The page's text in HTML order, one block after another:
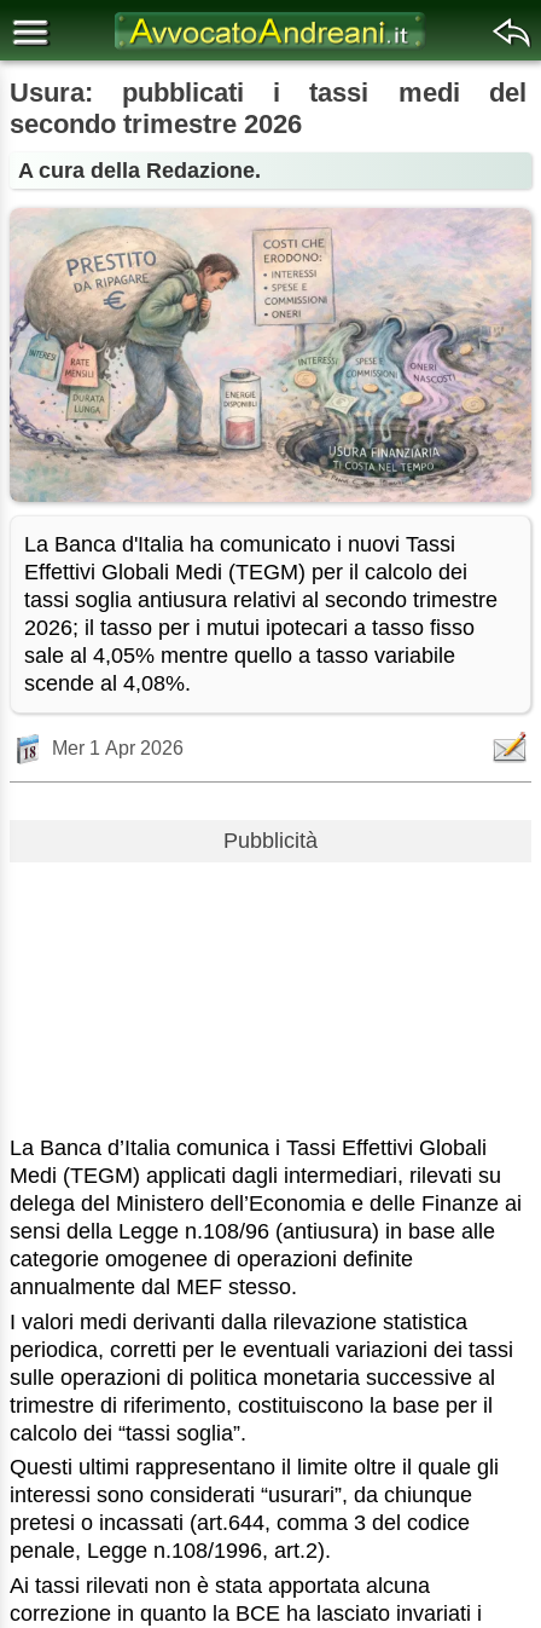
Usura: pubblicati i tassi medi del
secondo trimestre 2026
A cura della Redazione.
La Banca d'Italia ha comunicato i nuovi Tassi
Effettivi Globali Medi (TEGM) per il calcolo dei
tassi soglia antiusura relativi al secondo trimestre
2026; il tasso per i mutui ipotecari a tasso fisso
sale al 4,05% mentre quello a tasso variabile
scende al 4,08%.
Mer 1 Apr 2026
Pubblicità
La Banca d’Italia comunica i Tassi Effettivi Globali
Medi (TEGM) applicati dagli intermediari, rilevati su
delega del Ministero dell’Economia e delle Finanze ai
sensi della Legge n.108/96 (antiusura) in base alle
categorie omogenee di operazioni definite
annualmente dal MEF stesso.
I valori medi derivanti dalla rilevazione statistica
periodica, corretti per le eventuali variazioni dei tassi
sulle operazioni di politica monetaria successive al
trimestre di riferimento, costituiscono la base per il
calcolo dei “tassi soglia”.
Questi ultimi rappresentano il limite oltre il quale gli
interessi sono considerati “usurari”, da chiunque
pretesi o incassati (art.644, comma 3 del codice
penale, Legge n.108/1996, art.2).
Ai tassi rilevati non è stata apportata alcuna
correzione in quanto la BCE ha lasciato invariati i